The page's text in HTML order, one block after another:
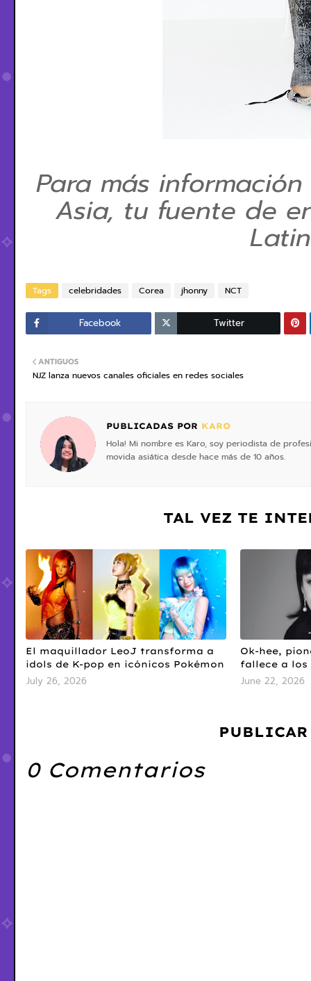
Para más
Asia, tu fuente de
Tags celebridades Corea jhonny NCT
Facebook Twitter
ANTIGUOS
NJZ lanza nuevos canales oficiales en redes sociales
PUBLICADAS POR KARO
Hola! Mi nombre es Karo, soy periodista de
movida asiática desde hace más de 10 años.
TAL VEZ TE
El maquillador LeoJ transforma a
idols de K-pop en icónicos Pokémon
July 26, 2026
Ok-hee,
fallece a los
June 22, 2026
0 Comentarios